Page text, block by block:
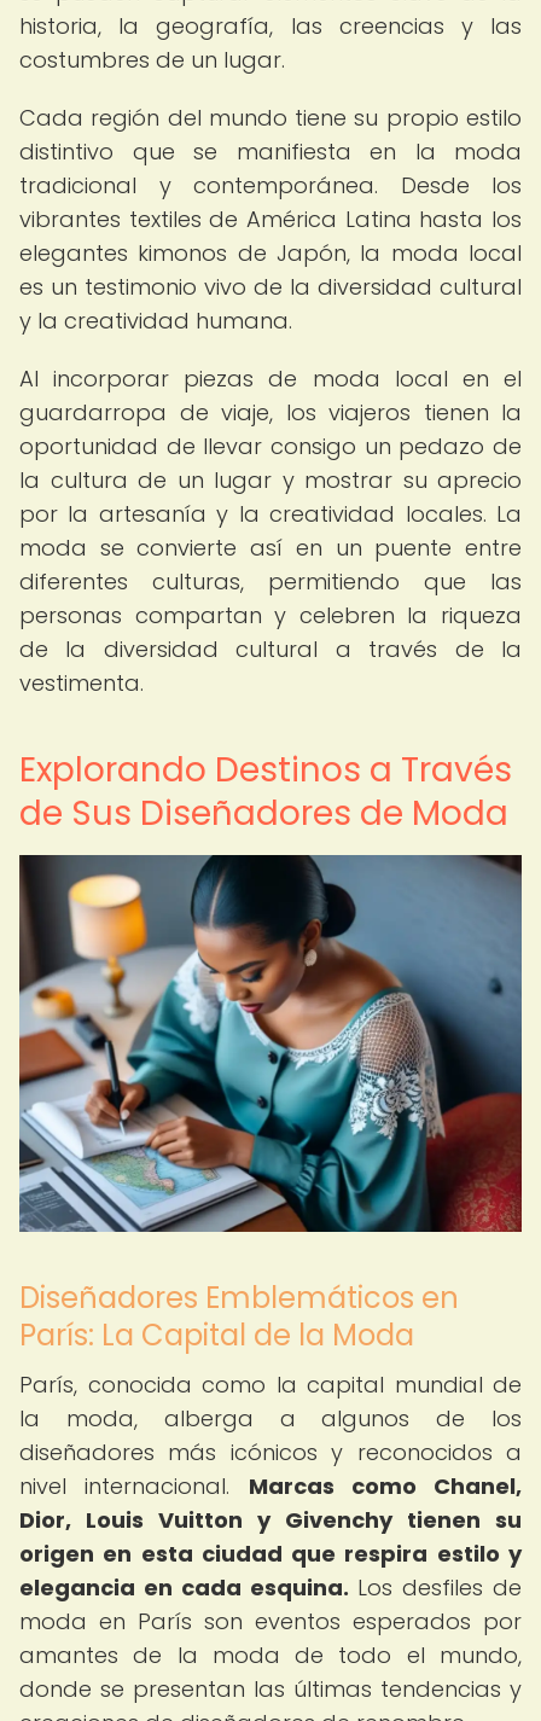
historia, la geografía, las creencias y las
costumbres de un lugar.
Cada región del mundo tiene su propio estilo
distintivo que se manifiesta en la moda
tradicional y contemporánea. Desde los
vibrantes textiles de América Latina hasta los
elegantes kimonos de Japón, la moda local
es un testimonio vivo de la diversidad cultural
y la creatividad humana.
Al incorporar piezas de moda local en el
guardarropa de viaje, los viajeros tienen la
oportunidad de llevar consigo un pedazo de
la cultura de un lugar y mostrar su aprecio
por la artesanía y la creatividad locales. La
moda se convierte así en un puente entre
diferentes culturas, permitiendo que las
personas compartan y celebren la riqueza
de la diversidad cultural a través de la
vestimenta.
Explorando Destinos a Través
de Sus Diseñadores de Moda
Diseñadores Emblemáticos en
París: La Capital de la Moda
París, conocida como la capital mundial de
la moda, alberga a algunos de los
diseñadores más icónicos y reconocidos a
nivel internacional. Marcas como Chanel,
Dior, Louis Vuitton y Givenchy tienen su
origen en esta ciudad que respira estilo y
elegancia en cada esquina. Los desfiles de
moda en París son eventos esperados por
amantes de la moda de todo el mundo,
donde se presentan las últimas tendencias y